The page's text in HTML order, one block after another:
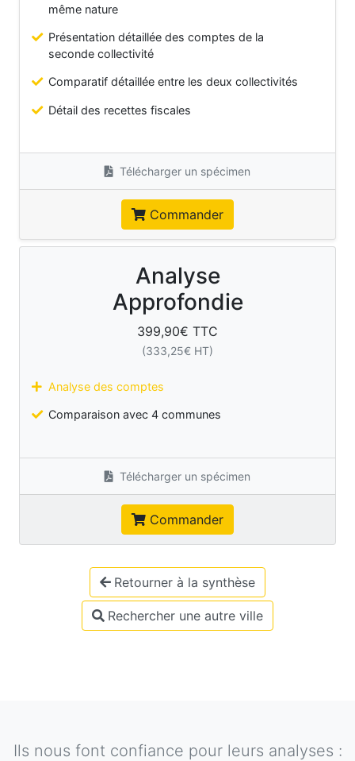
même nature
Présentation détaillée des comptes de la
seconde collectivité
Comparatif détaillée entre les deux collectivités
Détail des recettes fiscales
Télécharger un spécimen
Commander
Analyse
Approfondie
399,90€ TTC
(333,25€ HT)
Analyse des comptes
Comparaison avec 4 communes
Télécharger un spécimen
Commander
Retourner à la synthèse
Rechercher une autre ville
Ils nous font confiance pour leurs analyses :